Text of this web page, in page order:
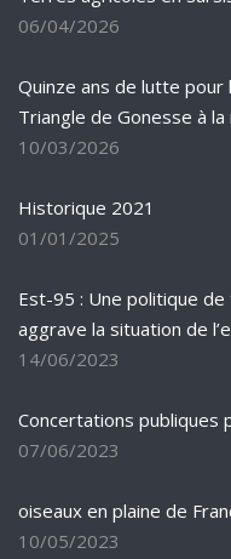
06/04/2026
Quinze ans de lutte
Triangle de Gonesse à la
10/03/2026
Historique 2021
01/01/2025
Est-95 : Une politique
aggrave la situation de
14/06/2023
Concertations publiques
07/06/2023
oiseaux en plaine de
10/05/2023